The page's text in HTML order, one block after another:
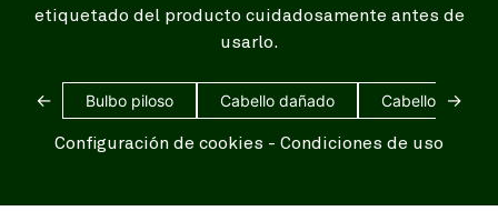
etiquetado del producto cuidadosamente antes de
usarlo.
← Bulbo piloso Cabello dañado Cabello blanco
→
Configuración de cookies - Condiciones de uso